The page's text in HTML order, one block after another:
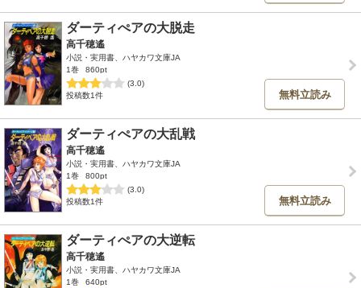
ダーティぺアの大脱走
高千穂遙
小説・実用書、ハヤカワ文庫JA
1巻
860pt
(3.0)
投稿数1件
無料立読み
ダーティぺアの大乱戦
高千穂遙
小説・実用書、ハヤカワ文庫JA
1巻
800pt
(3.0)
投稿数1件
無料立読み
ダーティぺアの大逆転
高千穂遙
小説・実用書、ハヤカワ文庫JA
1巻
640pt